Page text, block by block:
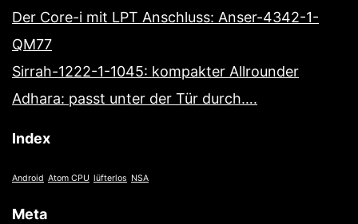
Der Core-i mit LPT Anschluss: Anser-4342-1-
QM77
Sirrah-1222-1-1045: kompakter Allrounder
Adhara: passt unter der Tür durch….
Index
Android Atom CPU lüfterlos NSA
Meta